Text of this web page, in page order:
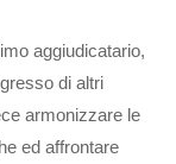
aggiudicatario,
di altri
armonizzare le
ed affrontare